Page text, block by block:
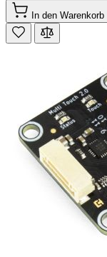
In den Warenkorb